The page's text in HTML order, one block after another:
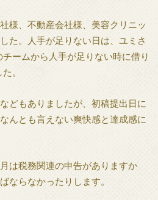
様、不動産会社様、美容クリニッ
た。人手が足りない日は、ユミさ
ームから人手が足りない時に借り
。
どもありましたが、初稿提出日に
んとも言えない爽快感と達成感に
は税務関連の申告がありますか
ならなかったりします。